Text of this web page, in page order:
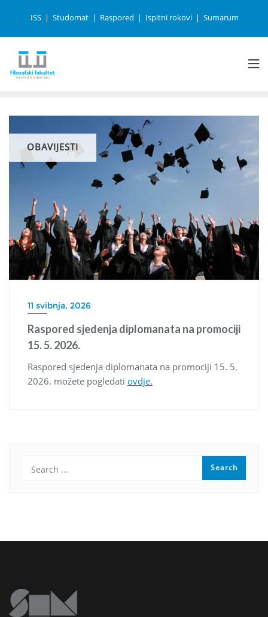
ISS Studomat Raspored Ispitni rokovi Sumarum
OBAVIJESTI
11 svibnja, 2026
Raspored sjedenja diplomanata na promociji
15. 5. 2026.
Raspored sjedenja diplomanata na promociji 15. 5.
2026. možete pogledati ovdje.